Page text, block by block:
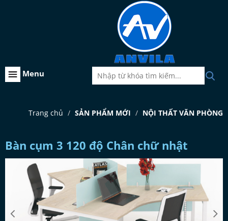
Menu
Trang chủ SẢN PHẨM MỚI NỘI THẤT VĂN PHÒNG
Bàn cụm 3 120 độ Chân chữ nhật